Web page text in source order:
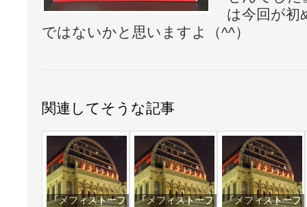
は今回が初
ではないかと思いますよ（^^）
関連してそうな記事
「メフィストーフ
「メフィストーフ
「メフィストーフ